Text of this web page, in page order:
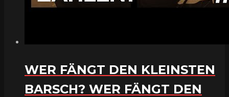
WER FÄNGT DEN KLEINSTEN
BARSCH? WER FÄNGT DEN